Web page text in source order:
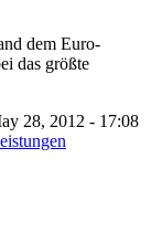
dem Euro-
das größte
28, 2012 - 17:08